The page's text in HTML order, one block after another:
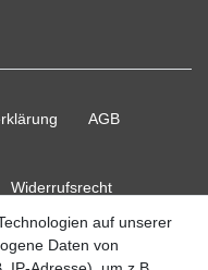
AGB
Widerrufs­recht
Kontakt
auf unserer
Daten von